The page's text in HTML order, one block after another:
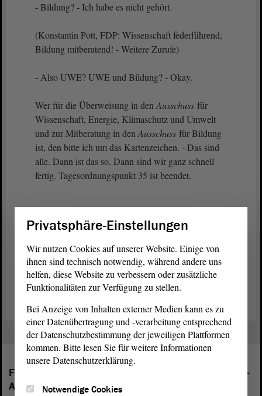
- Bildung? - Ich habe es nicht gehört.
(Konstantin Pott, FDP: Wissenschaft federführend,
Bildung mitberatend! - Weitere Zurufe)
- Also UWE? UWE und Bildung? - Okay.
Wer für die Überweisung in den Ausschuss für
Wissenschaft, Energie, Klimaschutz und Umwelt
und zur Mitberatung in den Ausschuss für Bildung
ist, den bitte ich um das Kartenzeichen. - Das sind
alle. Dann ist das so. Dann sind wir ganz schnell
fertig. Tagesordnungspunkt 35 ist beendet.
Zurück zur Landtagssitzung
Folgende Fraktionen sind im Landtag von Sachsen-
Anhalt vertreten:
Privatsphäre-Einstellungen
Wir nutzen Cookies auf unserer Website. Einige von
ihnen sind technisch notwendig, während andere uns
helfen, diese Website zu verbessern oder zusätzliche
Funktionalitäten zur Verfügung zu stellen.
Bei Anzeige von Inhalten externer Medien kann es zu
einer Datenübertragung und -verarbeitung entsprechend
der Datenschutzbestimmung der jeweiligen Plattformen
kommen. Bitte lesen Sie für weitere Informationen
unsere Datenschutzerklärung.
Notwendige Cookies